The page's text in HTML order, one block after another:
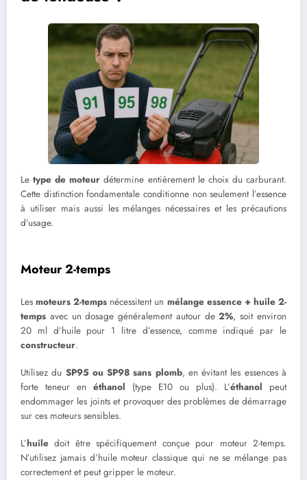
Letype de moteur détermine entièrement le choix du carburant.
Cette distinction fondamentale conditionne non seulement l’essence
à utiliser mais aussi les mélanges nécessaires et les précautions
d’usage.
Moteur 2-temps
Lesmoteurs 2-temps nécessitent un mélange essence + huile 2-
temps avec un dosage généralement autour de2%, soit environ
20 ml d’huile pour 1 litre d’essence, comme indiqué par le
constructeur.
Utilisez du SP95 ou SP98 sans plomb, en évitant les essences à
forte teneur en éthanol (type E10 ou plus). L’éthanol peut
endommager les joints et provoquer des problèmes de démarrage
sur ces moteurs sensibles.
L’huile doit être spécifiquement conçue pour moteur 2-temps.
N’utilisez jamais d’huile moteur classique qui ne se mélange pas
correctement et peut gripper le moteur.